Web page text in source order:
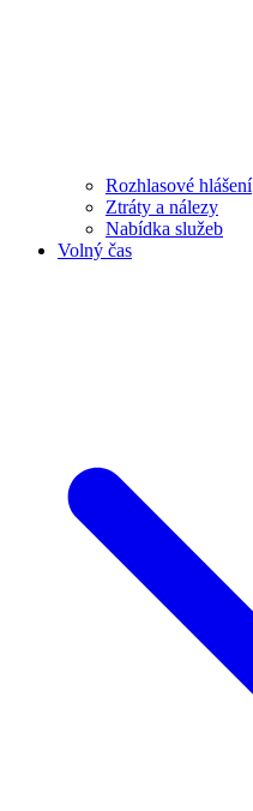
Rozhlasové hlášení
Ztráty a nálezy
Nabídka služeb
Volný čas